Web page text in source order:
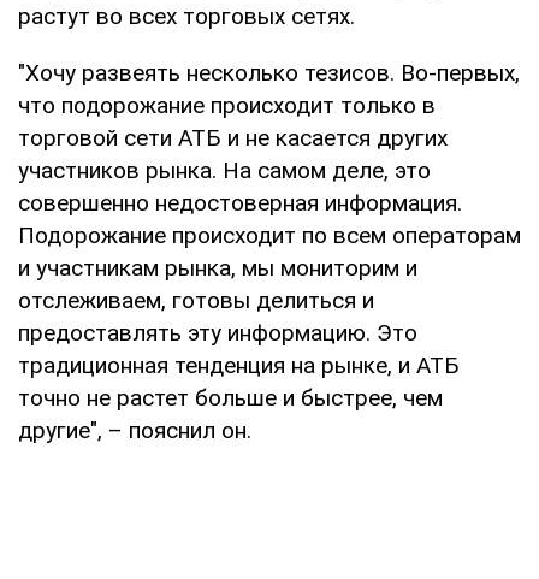
растут во всех торговых сетях.
"Хочу развеять несколько тезисов. Во-первых,
что подорожание происходит только в
торговой сети АТБ и не касается других
участников рынка. На самом деле, это
совершенно недостоверная информация.
Подорожание происходит по всем операторам
и участникам рынка, мы мониторим и
отслеживаем, готовы делиться и
предоставлять эту информацию. Это
традиционная тенденция на рынке, и АТБ
точно не растет больше и быстрее, чем
другие", – пояснил он.